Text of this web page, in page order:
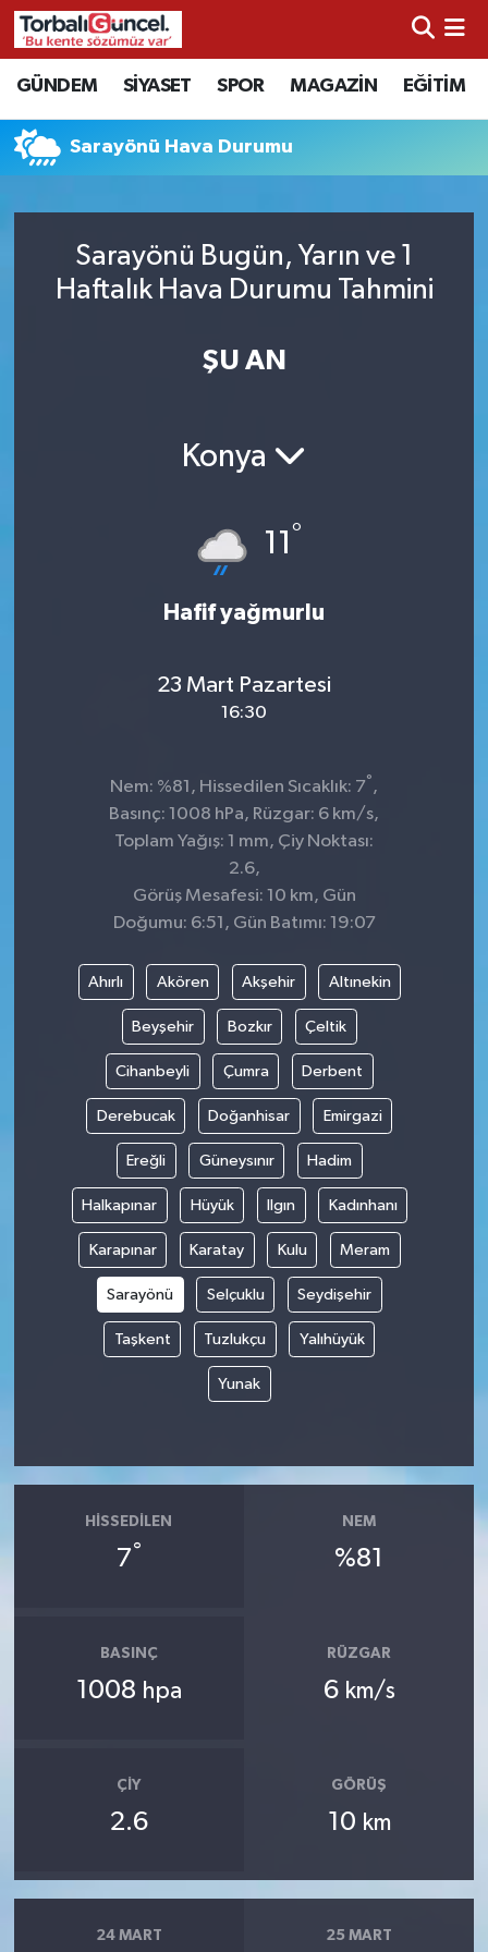
GÜNDEM SİYASET SPOR MAGAZİN EĞİTİM
Sarayönü Hava Durumu
Sarayönü Bugün, Yarın ve 1
Haftalık Hava Durumu Tahmini
ŞU AN
Konya
11 °
Hafif yağmurlu
23 Mart Pazartesi
16:30
Nem: %81, Hissedilen Sıcaklık: 7° ,
Basınç: 1008 hPa, Rüzgar: 6 km/s,
Toplam Yağış: 1 mm, Çiy Noktası:
2.6,
Görüş Mesafesi: 10 km, Gün
Doğumu: 6:51, Gün Batımı: 19:07
Ahırlı Akören Akşehir Altınekin
Beyşehir Bozkır Çeltik
Cihanbeyli Çumra Derbent
Derebucak Doğanhisar Emirgazi
Ereğli Güneysınır Hadim
Halkapınar Hüyük Ilgın Kadınhanı
Karapınar Karatay Kulu Meram
Sarayönü Selçuklu Seydişehir
Taşkent Tuzlukçu Yalıhüyük
Yunak
HISSEDILEN
7°
NEM
%81
BASINÇ
1008 hpa
RÜZGAR
6 km/s
ÇIY
2.6
GÖRÜŞ
10 km
24 MART 25 MART
İzmir Nöbetçi Eczaneler
İzmir Hava Durumu
İzmir Trafik Yoğunluk Haritası
Süper Lig Puan Durumu ve Fikstür